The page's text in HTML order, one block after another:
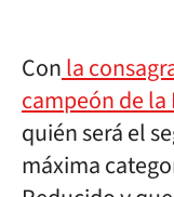
Conla
campeón de
quién será el
máxima